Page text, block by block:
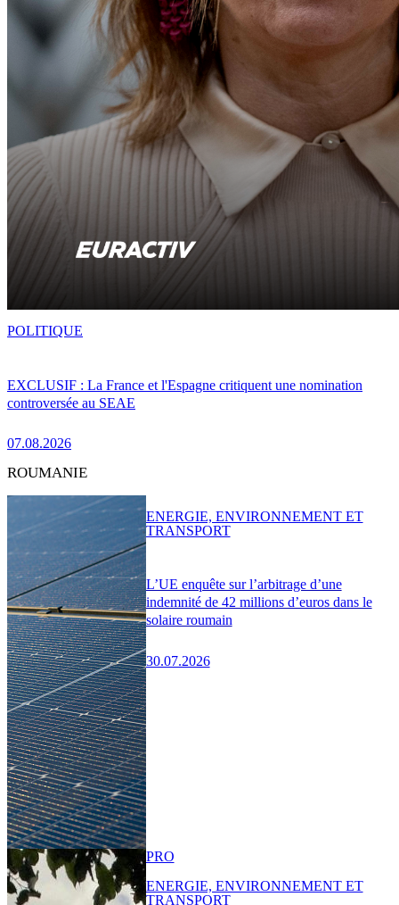
EXCLUSIF : La France et l'Espagne critiquent une nomination
controversée au SEAE
07.08.2026
POLITIQUE
ROUMANIE
L’UE enquête sur l’arbitrage d’une
indemnité de 42 millions d’euros dans le
solaire roumain
30.07.2026
ENERGIE, ENVIRONNEMENT ET
TRANSPORT
PRO
ENERGIE, ENVIRONNEMENT ET
TRANSPORT